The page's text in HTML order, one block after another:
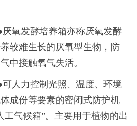
氧发酵培养箱亦称厌氧发酵
较难生长的厌氧型生物，防
中接触氧气失活。
人力控制光照、温度、环境
成份等要素的密闭式防护机
工气候箱”。主要用于植物的出